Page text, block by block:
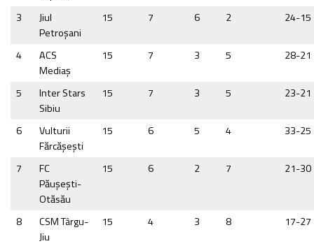
3
Jiul
Petroşani
15 7 6 2 24-15
4
ACS
Mediaş
15 7 3 5 28-21
5
Inter Stars
Sibiu
15 7 3 5 23-21
6
Vulturii
Fărcăşeşti
15 6 5 4 33-25
7
FC
Păușești-
Otăsău
15 6 2 7 21-30
8
CSM Târgu-
Jiu
15 4 3 8 17-27